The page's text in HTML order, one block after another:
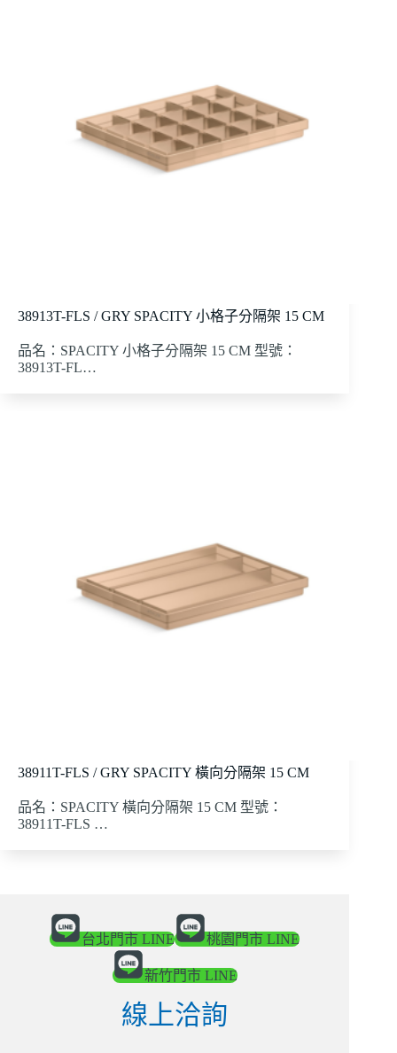
38913T-FLS / GRY SPACITY 小格子分隔架 15 CM
品名：SPACITY 小格子分隔架 15 CM 型號：
38913T-FL…
38911T-FLS / GRY SPACITY 橫向分隔架 15 CM
品名：SPACITY 橫向分隔架 15 CM 型號：
38911T-FLS …
台北門市 LINE 桃園門市 LINE
新竹門市 LINE
線上洽詢